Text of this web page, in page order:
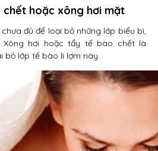
chết hoặc xông hơi mặt
đủ để loại bỏ những lớp biểu bì,
hơi hoặc tẩy tế bào chết là
bỏ lớp tế bào lì lợm này.